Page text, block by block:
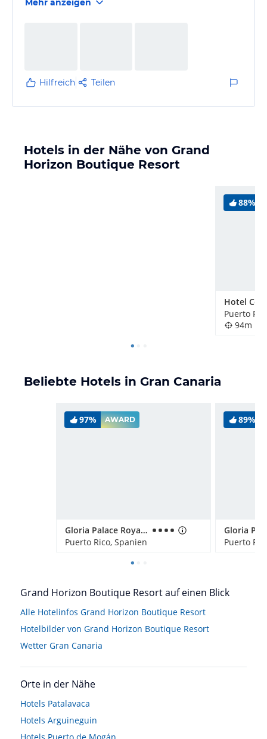
Mehr anzeigen
Hilfreich Teilen
Hotels in der Nähe von Grand
Horizon Boutique Resort
88%
Hotel
Puerto
94m
Beliebte Hotels in Gran Canaria
97% AWARD
Gloria Palace Royal Hotel & Spa
Puerto Rico, Spanien
89%
Puerto
Grand Horizon Boutique Resort auf einen Blick
Alle Hotelinfos Grand Horizon Boutique Resort
Hotelbilder von Grand Horizon Boutique Resort
Wetter Gran Canaria
Orte in der Nähe
Hotels Patalavaca
Hotels Arguineguin